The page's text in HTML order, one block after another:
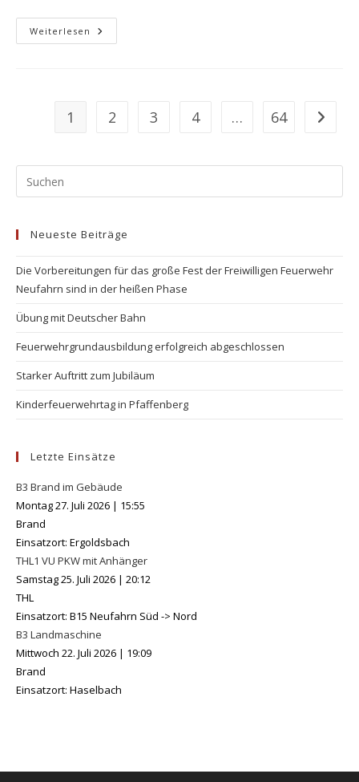
Weiterlesen THL
–
1 2 3 4 … 64 Zur
Neueste Beiträge
Die Vorbereitungen für das große Fest der Freiwilligen Feuerwehr
Neufahrn sind in der heißen Phase
Übung mit Deutscher Bahn
Feuerwehrgrundausbildung erfolgreich abgeschlossen
Starker Auftritt zum Jubiläum
Kinderfeuerwehrtag in Pfaffenberg
Letzte Einsätze
B3 Brand im Gebäude
Montag 27. Juli 2026 | 15:55
Brand
Einsatzort: Ergoldsbach
THL1 VU PKW mit Anhänger
Samstag 25. Juli 2026 | 20:12
THL
Einsatzort: B15 Neufahrn Süd -> Nord
B3 Landmaschine
Mittwoch 22. Juli 2026 | 19:09
Brand
Einsatzort: Haselbach